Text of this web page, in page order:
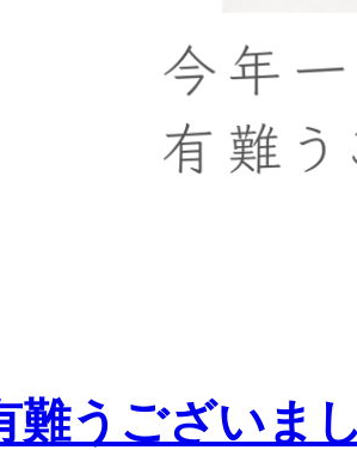
難うございま